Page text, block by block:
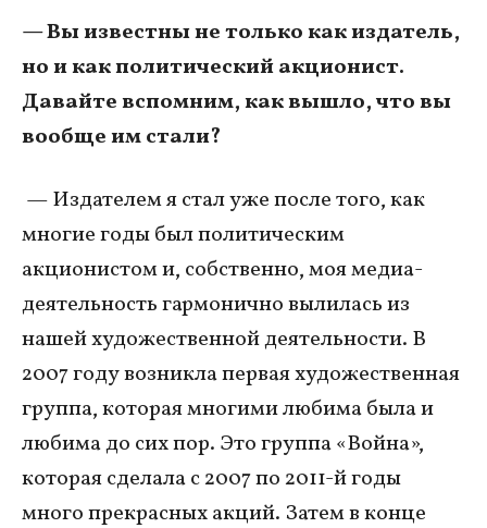
— Вы известны не только как издатель,
но и как политический акционист.
Давайте вспомним, как вышло, что вы
вообще им стали?
— Издателем я стал уже после того, как
многие годы был политическим
акционистом и, собственно, моя медиа-
деятельность гармонично вылилась из
нашей художественной деятельности. В
2007 году возникла первая художественная
группа, которая многими любима была и
любима до сих пор. Это группа «Война»,
которая сделала с 2007 по 2011-й годы
много прекрасных акций. Затем в конце